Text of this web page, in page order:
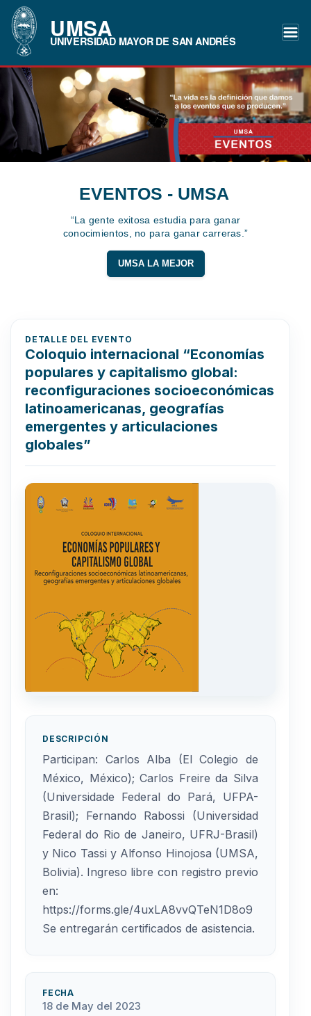
UMSA
UNIVERSIDAD MAYOR DE SAN ANDRÉS
EVENTOS - UMSA
“La gente exitosa estudia para ganar
conocimientos, no para ganar carreras.”
UMSA LA MEJOR
DETALLE DEL EVENTO
Coloquio internacional “Economías
populares y capitalismo global:
reconfiguraciones socioeconómicas
latinoamericanas, geografías
emergentes y articulaciones
globales”
DESCRIPCIÓN
Participan: Carlos Alba (El Colegio de
México, México); Carlos Freire da Silva
(Universidade Federal do Pará, UFPA-
Brasil); Fernando Rabossi (Universidad
Federal do Rio de Janeiro, UFRJ-Brasil)
y Nico Tassi y Alfonso Hinojosa (UMSA,
Bolivia). Ingreso libre con registro previo
en:
https://forms.gle/4uxLA8vvQTeN1D8o9
Se entregarán certificados de asistencia.
FECHA
18 de May del 2023